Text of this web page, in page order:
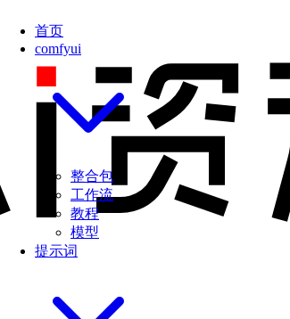
首页
comfyui
整合包
工作流
教程
模型
提示词